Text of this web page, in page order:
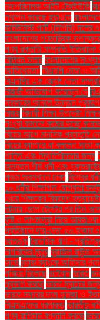
মহাপরিচালক আইট টেরুইউকি
স্থাপন করেছে হুয়াওয়ে
কমিউনিস্ট পার্টি (সিপিবি) দলের
বাংলাদেশের গণতান্ত্রিক
পণ্য রপ্তানি সম্প্রতি ইতিবাচক
বিলিয়ন ডলার বাংলাদেশের
আতিথেয়তা' বিএনপি নেতা ও
বিএনপির এক জ্যেষ্ঠ নেতা
রিজভী অভিযোগ করেছেন যে
সরকারের আমলে উন্নয়ন
বিজয় বিদায়ী শিক্ষা উপদেষ্টা
সংখ্যা কমাতে কঠোর হচ্ছে
বিয়ের আগে মানসিক প্রস্তুতি
বিয়ের ব্যাপারে যা বললেন সাফা
শান্তি এবং স্থিতিশীলতার জন্য
অন্যতম শীর্ষ ধনী এবং
পঞ্চম অবস্থানে ঢাকা বিশ্বের
১০ ধনীর শিক্ষাগত যোগ্যতা
খেয়ে শিক্ষকের বিরুদ্ধে
ঘটনায় ডোপ টেস্টের পর তিন
বৃষ্টি ও তাপমাত্রা নিয়ে
প্রতিষ্ঠানে দায়-দেনা ৫০ হাজার
আতঙ্ক বৈদেশিক ঋণ -
নাগরিকের মৃত্যু ব্রাজিল রাউন্ড
হার্ভে ব্র্যাক ব্যাংকে অফিসার
পরিচয় মিলেছে ভাইরাস ভারত
প্রকাশ করছে ভারত ম্যাচের
ভারত সফরের দলে হামজা ও
বিএসএফের ধরপাকড় ভারতীয়
পণ্য রাশিয়ায় রপ্তানি করছে